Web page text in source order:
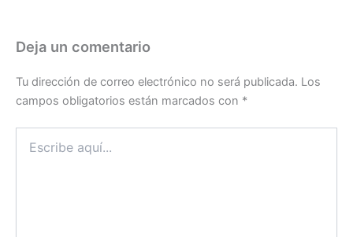
Deja un comentario
Tu dirección de correo electrónico no será publicada. Los
campos obligatorios están marcados con *
aquí...